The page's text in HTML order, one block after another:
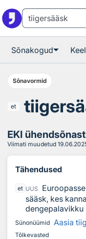
Sõnakogud Keel
Sõnavormid
et
EKI
Viimati muudetud
Tähendused
et UUS
sääsk, kes
dengepalavikku
Sünonüümid Aasia
Tõlkevasted